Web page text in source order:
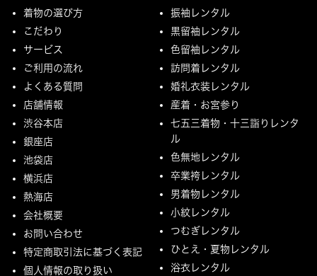
着物の選び方
こだわり
サービス
ご利用の流れ
よくある質問
店舗情報
渋谷本店
銀座店
池袋店
横浜店
熱海店
会社概要
お問い合わせ
特定商取引法に基づく表記
個人情報の取り扱い
振袖レンタル
黒留袖レンタル
色留袖レンタル
訪問着レンタル
婚礼衣装レンタル
産着・お宮参り
七五三着物・十三詣りレンタ
ル
色無地レンタル
卒業袴レンタル
男着物レンタル
小紋レンタル
つむぎレンタル
ひとえ・夏物レンタル
浴衣レンタル